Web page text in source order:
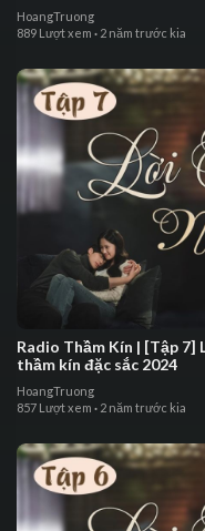
HoangTruong
889 Lượt xem · 2 năm trước kia
⁣Radio Thầm Kín | ⁣⁣[Tập 7]
thầm kín đặc sắc 2024
HoangTruong
857 Lượt xem · 2 năm trước kia